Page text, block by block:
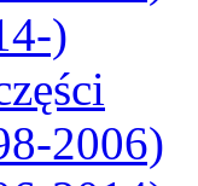
)
2006)